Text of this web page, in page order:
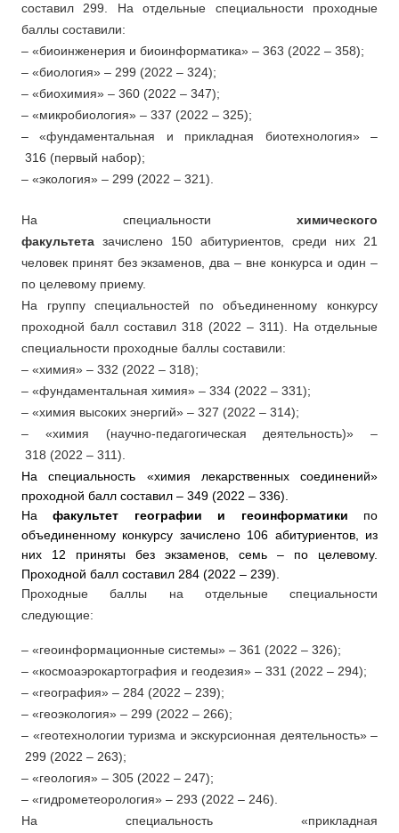
составил 299. На отдельные специальности проходные
баллы составили:
– «биоинженерия и биоинформатика» – 363 (2022 – 358);
– «биология» – 299 (2022 – 324);
– «биохимия» – 360 (2022 – 347);
– «микробиология» – 337 (2022 – 325);
– «фундаментальная и прикладная биотехнология» –
316 (первый набор);
– «экология» – 299 (2022 – 321).
На специальности химического
факультета зачислено 150 абитуриентов, среди них 21
человек принят без экзаменов, два – вне конкурса и один –
по целевому приему.
На группу специальностей по объединенному конкурсу
проходной балл составил 318 (2022 – 311). На отдельные
специальности проходные баллы составили:
– «химия» – 332 (2022 – 318);
– «фундаментальная химия» – 334 (2022 – 331);
– «химия высоких энергий» – 327 (2022 – 314);
– «химия (научно-педагогическая деятельность)» –
318 (2022 – 311).
На специальность «химия лекарственных соединений»
проходной балл составил – 349 (2022 – 336).
Нафакультет географии и геоинформатики по
объединенному конкурсу зачислено 106 абитуриентов, из
них 12 приняты без экзаменов, семь – по целевому.
Проходной балл составил 284 (2022 – 239).
Проходные баллы на отдельные специальности
следующие:
– «геоинформационные системы» – 361 (2022 – 326);
– «космоаэрокартография и геодезия» – 331 (2022 – 294);
– «география» – 284 (2022 – 239);
– «геоэкология» – 299 (2022 – 266);
– «геотехнологии туризма и экскурсионная деятельность» –
299 (2022 – 263);
– «геология» – 305 (2022 – 247);
– «гидрометеорология» – 293 (2022 – 246).
На специальность «прикладная